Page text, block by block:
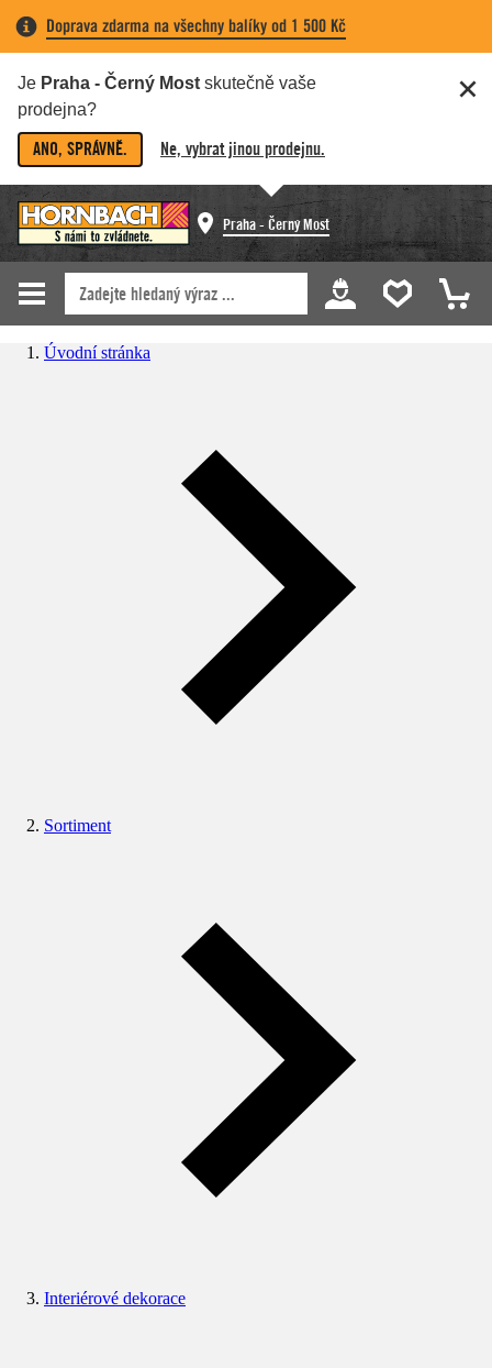
Doprava zdarma na všechny balíky od 1 500 Kč
Je Praha - Černý Most skutečně vaše
prodejna?
ANO, SPRÁVNĚ. Ne, vybrat jinou prodejnu.
Praha - Černý Most
Úvodní stránka
Sortiment
Interiérové dekorace